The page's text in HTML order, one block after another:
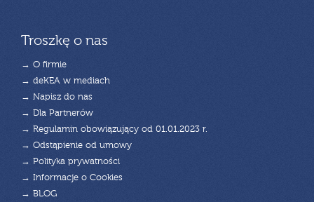
Troszkę o nas
→ O firmie
→ deKEA w mediach
→ Napisz do nas
→ Dla Partnerów
→ Regulamin obowiązujący od 01.01.2023 r.
→ Odstąpienie od umowy
→ Polityka prywatności
→ Informacje o Cookies
→ BLOG